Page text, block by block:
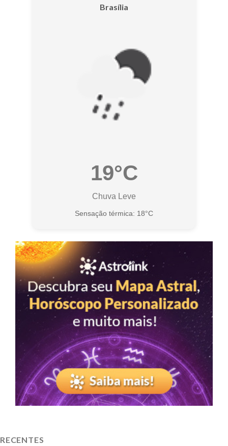
Brasília
19°C
Chuva Leve
Sensação térmica: 18°C
RECENTES